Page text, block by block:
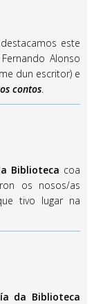
este
Alonso
dun escritor) e
contos.
Biblioteca coa
os nosos/as
tivo lugar na
da Biblioteca